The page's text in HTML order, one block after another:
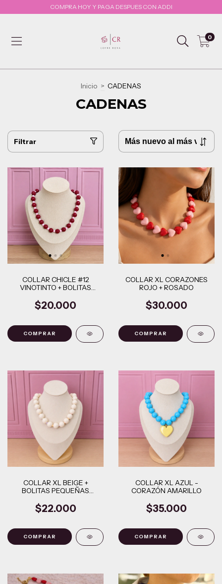
COMPRA HOY Y PAGA DESPUES CON ADDI
0
Inicio > CADENAS
CADENAS
Filtrar
COLLAR CHICLE #12
VINOTINTO + BOLITAS
$20.000
COLLAR XL CORAZONES
ROJO + ROSADO
$30.000
COLLAR XL BEIGE +
BOLITAS PEQUEÑAS
$22.000
COLLAR XL AZUL -
CORAZÓN AMARILLO
$35.000